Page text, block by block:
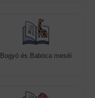
Bogyó és Babóca meséi